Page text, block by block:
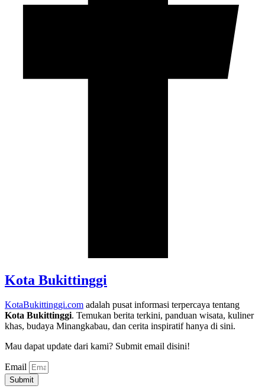
Kota Bukittinggi
KotaBukittinggi.com adalah pusat informasi terpercaya tentang
Kota Bukittinggi. Temukan berita terkini, panduan wisata, kuliner
khas, budaya Minangkabau, dan cerita inspiratif hanya di sini.
Mau dapat update dari kami? Submit email disini!
Email
Submit